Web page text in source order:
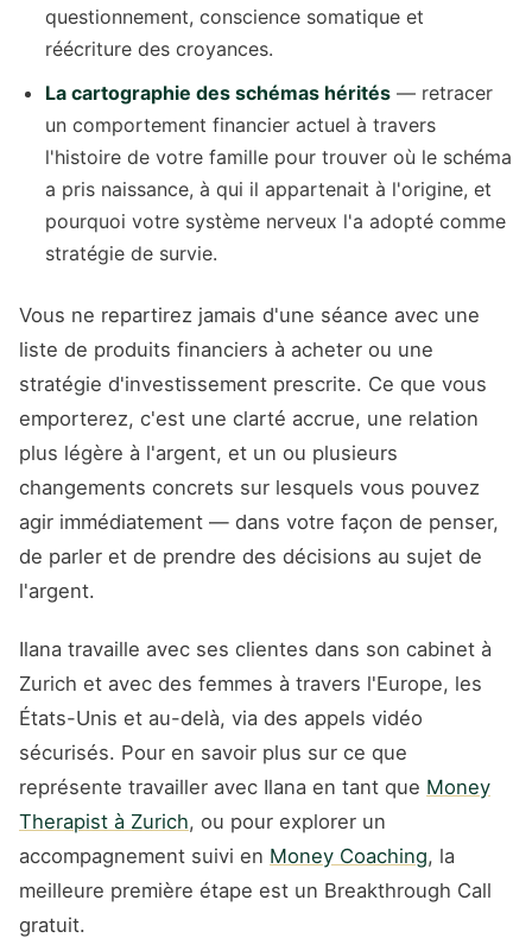
questionnement, conscience somatique et
réécriture des croyances.
La cartographie des schémas hérités — retracer
un comportement financier actuel à travers
l'histoire de votre famille pour trouver où le schéma
a pris naissance, à qui il appartenait à l'origine, et
pourquoi votre système nerveux l'a adopté comme
stratégie de survie.
Vous ne repartirez jamais d'une séance avec une
liste de produits financiers à acheter ou une
stratégie d'investissement prescrite. Ce que vous
emporterez, c'est une clarté accrue, une relation
plus légère à l'argent, et un ou plusieurs
changements concrets sur lesquels vous pouvez
agir immédiatement — dans votre façon de penser,
de parler et de prendre des décisions au sujet de
l'argent.
Ilana travaille avec ses clientes dans son cabinet à
Zurich et avec des femmes à travers l'Europe, les
États-Unis et au-delà, via des appels vidéo
sécurisés. Pour en savoir plus sur ce que
représente travailler avec Ilana en tant que Money
Therapist à Zurich, ou pour explorer un
accompagnement suivi en Money Coaching, la
meilleure première étape est un Breakthrough Call
gratuit.